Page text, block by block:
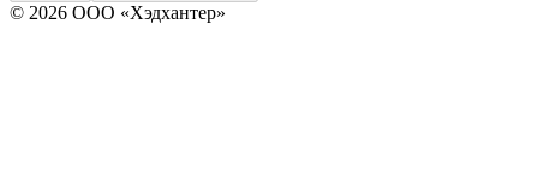
© 2026 ООО «Хэдхантер»